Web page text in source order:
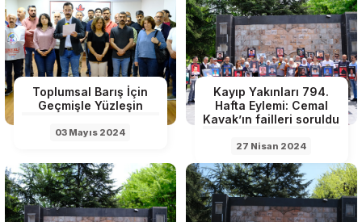
Toplumsal Barış İçin
Geçmişle Yüzleşin
03 Mayıs 2024
Kayıp Yakınları 794.
Hafta Eylemi: Cemal
Kavak’ın failleri soruldu
27 Nisan 2024